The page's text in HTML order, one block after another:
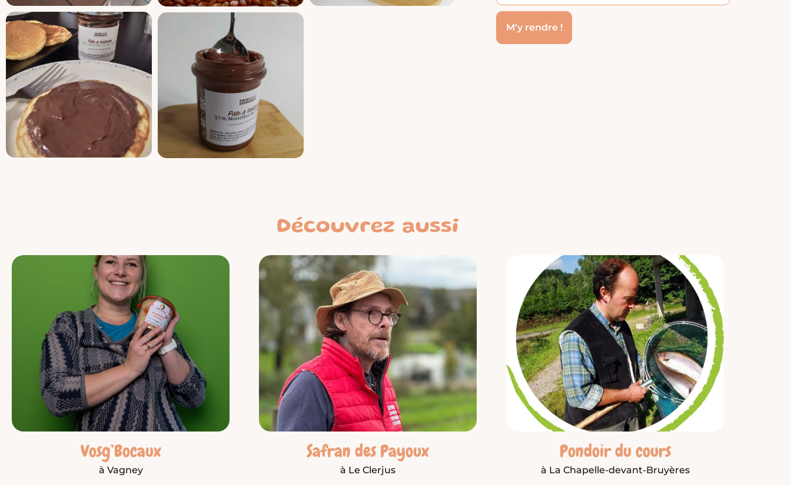
Découvrez aussi
Vosg’Bocaux
à Vagney
Safran des Payoux
à Le Clerjus
Pondoir du cours
à La Chapelle-devant-Bruyères